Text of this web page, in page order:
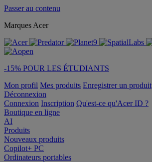
Passer au contenu
Marques Acer
-15% POUR LES ÉTUDIANTS
Mon profil Mes produits Enregistrer un produit
Déconnexion
Connexion Inscription Qu'est-ce qu'Acer ID ?
Boutique en ligne
AI
Produits
Nouveaux produits
Copilot+ PC
Ordinateurs portables